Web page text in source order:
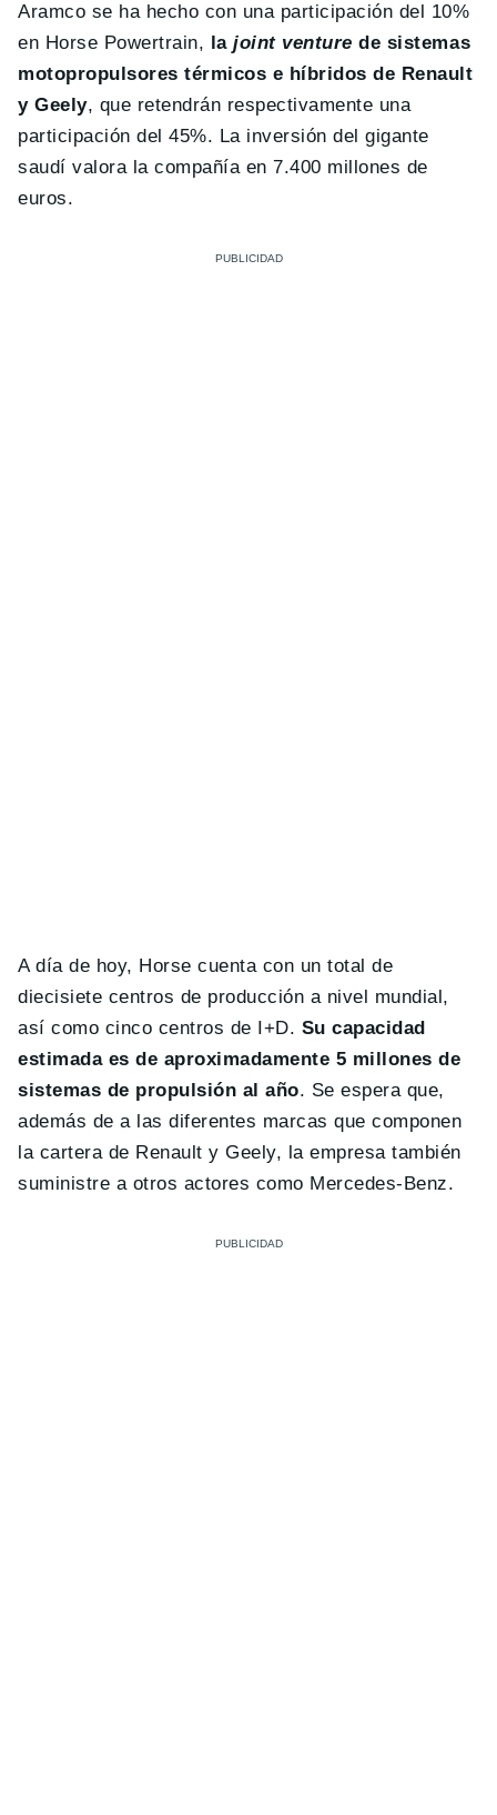
Aramco se ha hecho con una participación del 10%
en Horse Powertrain, lajoint venture de sistemas
motopropulsores térmicos e híbridos de Renault
y Geely, que retendrán respectivamente una
participación del 45%. La inversión del gigante
saudí valora la compañía en 7.400 millones de
euros.
A día de hoy, Horse cuenta con un total de
diecisiete centros de producción a nivel mundial,
así como cinco centros de I+D. Su capacidad
estimada es de aproximadamente 5 millones de
sistemas de propulsión al año. Se espera que,
además de a las diferentes marcas que componen
la cartera de Renault y Geely, la empresa también
suministre a otros actores como Mercedes-Benz.